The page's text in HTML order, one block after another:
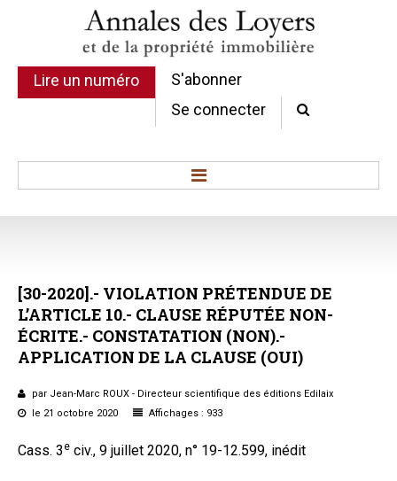
Lire un numéro
S'abonner
Se connecter
Sommaires
Chroniques
Etudes de texte
Conclusions et Rapports
Formez-vous !
[30-2020].- VIOLATION PRÉTENDUE DE
L’ARTICLE 10.- CLAUSE RÉPUTÉE NON-
ÉCRITE.- CONSTATATION (NON).-
APPLICATION DE LA CLAUSE (OUI)
par Jean-Marc ROUX - Directeur scientifique des éditions Edilaix
le 21 octobre 2020
Affichages : 933
Cass. 3e civ., 9 juillet 2020, n° 19-12.599, inédit